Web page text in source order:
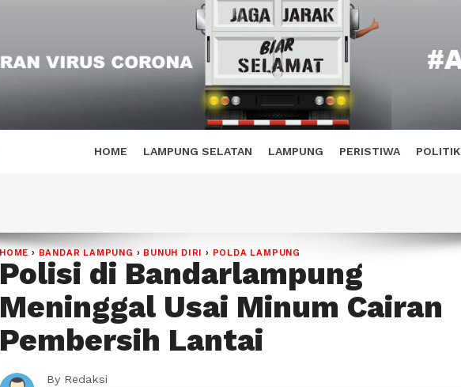
HOME LAMPUNG SELATAN LAMPUNG PERISTIWA POLITIK
HOME › BANDAR LAMPUNG › BUNUH DIRI › POLDA LAMPUNG
Polisi di Bandarlampung
Meninggal Usai Minum Cairan
Pembersih Lantai
By Redaksi